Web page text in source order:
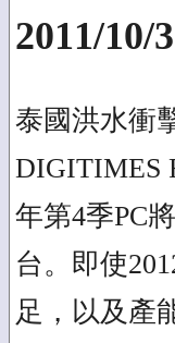
2011/10/
泰國洪水衝
DIGITIMES
年第4季PC
台。即使
足，以及產